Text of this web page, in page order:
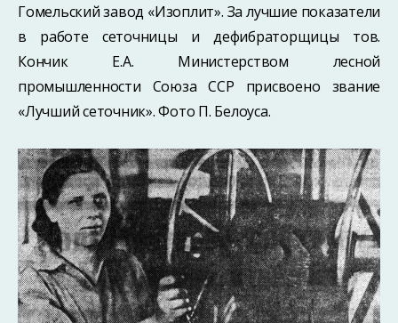
Гомельский завод «Изоплит». За лучшие показатели
в работе сеточницы и дефибраторщицы тов.
Кончик E.A. Министерством лесной
промышленности Союза ССР присвоено звание
«Лучший сеточник». Фото П. Белоуса.